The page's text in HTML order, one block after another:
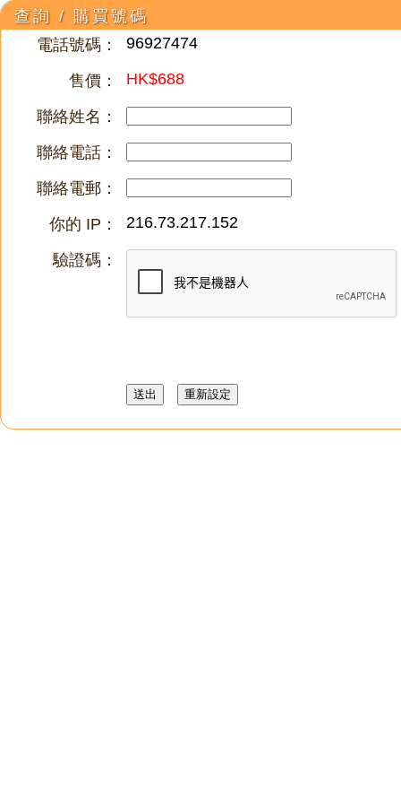
查詢 / 購買號碼
電話號碼：
96927474
售價： HK$688
聯絡姓名：
聯絡電話：
聯絡電郵：
你的 IP：
216.73.217.152
驗證碼：